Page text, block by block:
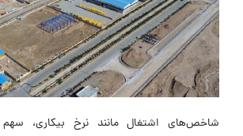
شاخص‌های اشتغال مانند نرخ بیکاری،